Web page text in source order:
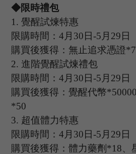
◆限時禮包
1 . 覺醒試煉特惠
限購時間：4 月 30日-5 月 29日
購買後獲得：無止追求憑證
2. 進階覺醒試煉禮包
限購時間：4 月 30日-5 月 29日
購買後獲得：覺醒代幣
*50
3. 超值體力特惠
限購時間：4 月 30日-5 月 29日
購買後獲得：體力藥劑 *18、